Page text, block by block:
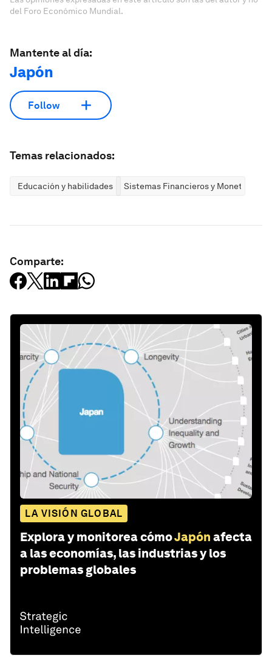
del Foro Económico Mundial.
Mantente al día:
Japón
Follow
Temas relacionados:
Educación y habilidades Sistemas Financieros y Monetarios
Comparte:
LA VISIÓN GLOBAL
Explora y monitorea cómoJapón afecta
a las economías, las industrias y los
problemas globales